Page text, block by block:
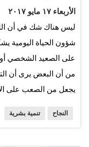
تكون من يُبادر بإقامة
على أن تعكس عيناك
من يشعرون بعدم
الأربعاء ١٧ مايو ٢٠١٧
ليس هناك شك في أن
شؤون الحياة اليومية
على الصعيد الشخصي
من أن البعض يرى أن
يجعل من الصعب على
النجاح تنمية بشرية